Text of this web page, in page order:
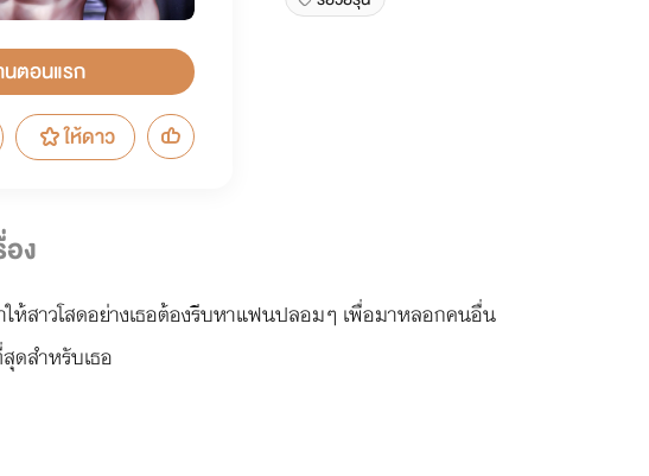
นตอนแรก
ให้ดาว
อง
ให้สาวโสดอย่างเธอต้องรีบหาแฟนปลอมๆ เพื่อมาหลอกคนอื่น
ดสำหรับเธอ